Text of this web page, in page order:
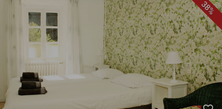
Disponible 7 jours par semaine
+ de 10 millions de membres
38%